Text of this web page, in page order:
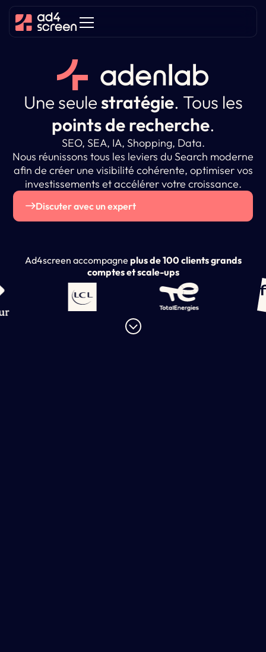
Une seulestratégie. Tous les
points de recherche.
SEO, SEA, IA, Shopping, Data.
Nous réunissons tous les leviers du Search moderne
afin de créer une visibilité cohérente, optimiser vos
investissements et accélérer votre croissance.
Discuter avec un expert
Ad4screen accompagne plus de 100 clients grands
comptes et scale-ups